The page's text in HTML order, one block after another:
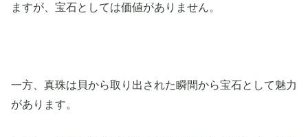
ますが、宝石としては価値がありません。
一方、真珠は貝から取り出された瞬間から宝石として魅力
があります。